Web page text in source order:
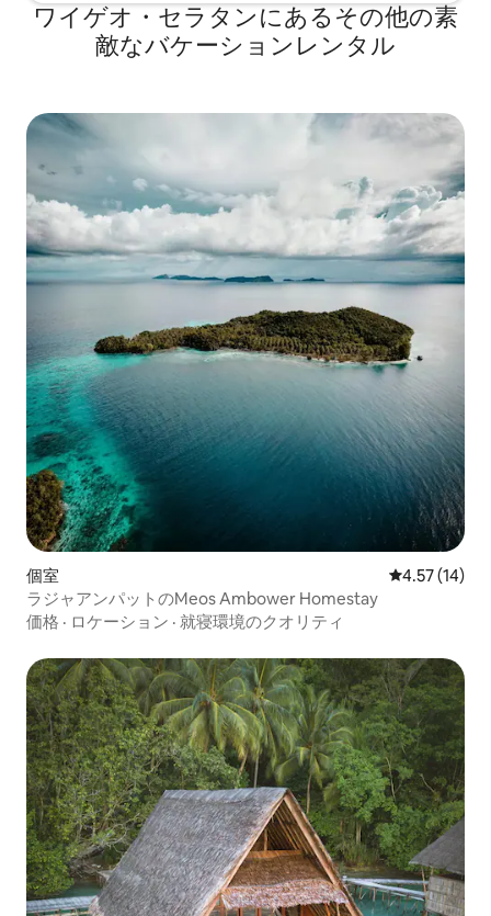
ワイゲオ・セラタンにあるその他の素
敵なバケーションレンタル
個室 レビュー14
4.57 (14)
ラジャアンパットのMeos Ambower Homestay
価格 · ロケーション · 就寝環境のクオリティ